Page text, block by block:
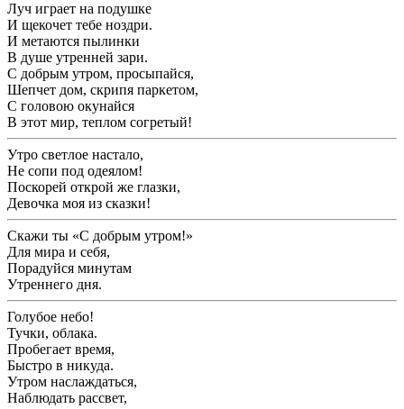
Луч играет на подушке
И щекочет тебе ноздри.
И метаются пылинки
В душе утренней зари.
С добрым утром, просыпайся,
Шепчет дом, скрипя паркетом,
С головою окунайся
В этот мир, теплом согретый!
Утро светлое настало,
Не сопи под одеялом!
Поскорей открой же глазки,
Девочка моя из сказки!
Скажи ты «С добрым утром!»
Для мира и себя,
Порадуйся минутам
Утреннего дня.
Голубое небо!
Тучки, облака.
Пробегает время,
Быстро в никуда.
Утром наслаждаться,
Наблюдать рассвет,